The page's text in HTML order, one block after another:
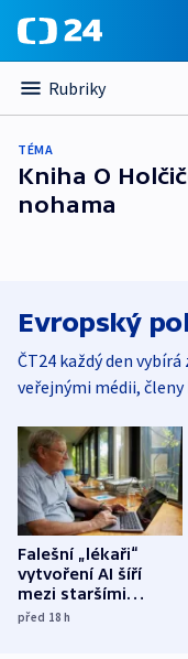
Rubriky
TÉMA
Kniha O
nohama
Evropský
ČT24 každý den
veřejnými médii, členy
Falešní „lékaři“
vytvoření AI šíří
mezi staršími
Poláky nebezpečné
před 18h